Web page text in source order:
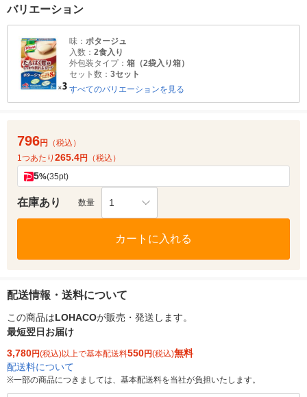
バリエーション
味： ポタージュ
入数： 2食入り
外包装タイプ： 箱（2袋入り箱）
セット数： 3セット
すべてのバリエーションを見る
796円
（税込）
1つあたり 265.4円 （税込）
5%(35pt)
在庫あり 数量 1
カートに入れる
配送情報・送料について
この商品はLOHACOが販売・発送します。
最短翌日お届け
3,780円(税込)以上で基本配送料550円(税込)無料
配送料について
※一部の商品につきましては、基本配送料を当社が負担いたします。